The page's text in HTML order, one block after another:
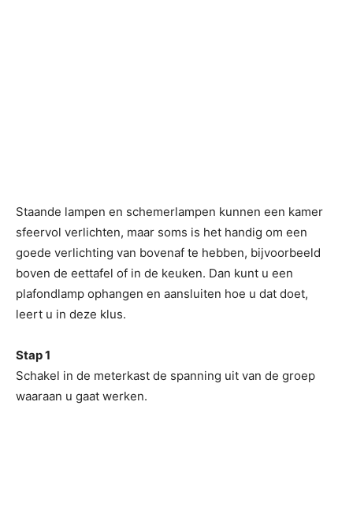
Staande lampen en schemerlampen kunnen een kamer
sfeervol verlichten, maar soms is het handig om een
goede verlichting van bovenaf te hebben, bijvoorbeeld
boven de eettafel of in de keuken. Dan kunt u een
plafondlamp ophangen en aansluiten hoe u dat doet,
leert u in deze klus.
Stap 1
Schakel in de meterkast de spanning uit van de groep
waaraan u gaat werken.